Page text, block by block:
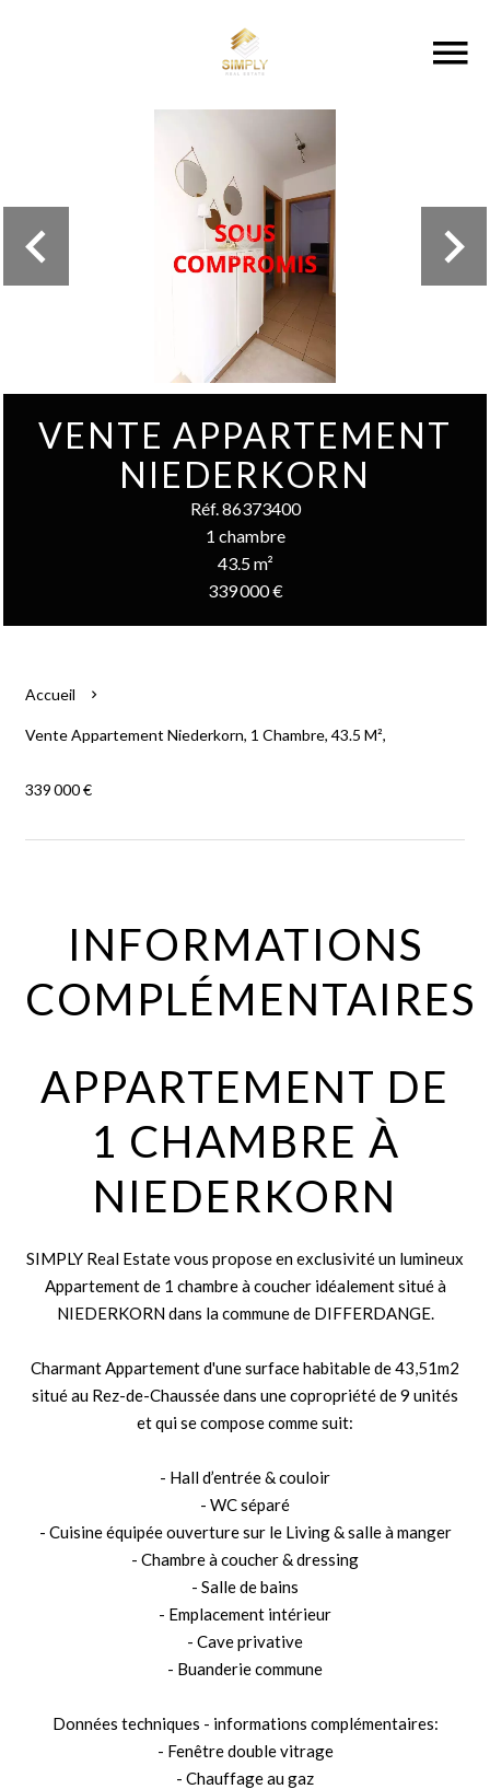
VENTE APPARTEMENT
NIEDERKORN
Réf. 86373400
1 chambre
43.5 m²
339 000 €
Accueil
Vente Appartement Niederkorn, 1 Chambre, 43.5 M²,
339 000 €
INFORMATIONS
COMPLÉMENTAIRES
APPARTEMENT DE
1 CHAMBRE À
NIEDERKORN
SIMPLY Real Estate vous propose en exclusivité un lumineux
Appartement de 1 chambre à coucher idéalement situé à
NIEDERKORN dans la commune de DIFFERDANGE.
Charmant Appartement d'une surface habitable de 43,51m2
situé au Rez-de-Chaussée dans une copropriété de 9 unités
et qui se compose comme suit:
- Hall d’entrée & couloir
- WC séparé
- Cuisine équipée ouverture sur le Living & salle à manger
- Chambre à coucher & dressing
- Salle de bains
- Emplacement intérieur
- Cave privative
- Buanderie commune
Données techniques - informations complémentaires:
- Fenêtre double vitrage
- Chauffage au gaz